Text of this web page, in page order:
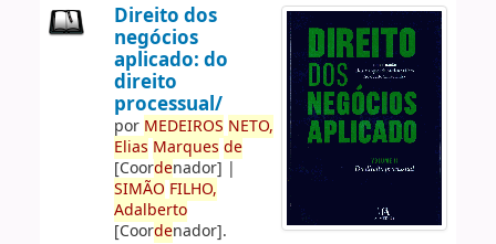
Direito dos
negócios
aplicado: do
direito
processual/
por MEDEIROS NETO,
Elias Marques de
[Coordenador] |
SIMÃO FILHO,
Adalberto
[Coordenador].